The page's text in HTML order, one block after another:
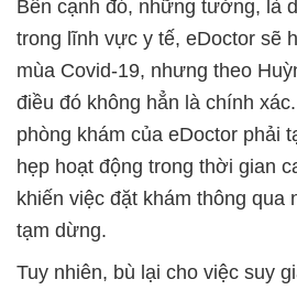
Bên cạnh đó, những tưởng, là
trong lĩnh vực y tế, eDoctor sẽ
mùa Covid-19, nhưng theo
điều đó không hẳn là chính
phòng khám của eDoctor phải
hẹp hoạt động trong thời gian
khiến việc đặt khám thông qua
tạm dừng.
Tuy nhiên, bù lại cho việc suy